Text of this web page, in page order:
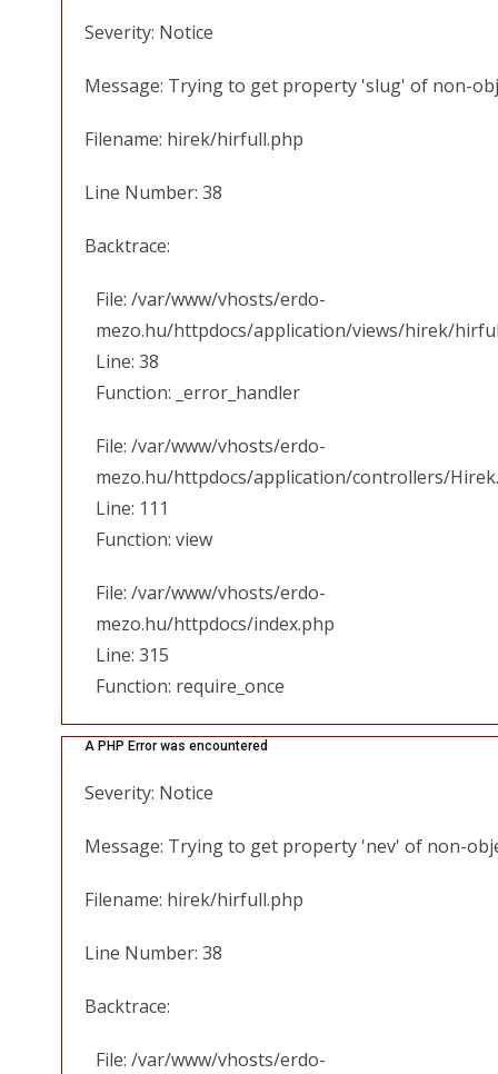
Severity: Notice
Message: Trying to get property 'slug' of non-
Filename: hirek/hirfull.php
Line Number: 38
Backtrace:
File: /var/www/vhosts/erdo-
mezo.hu/httpdocs/application/views/hirek/
Line: 38
Function: _error_handler
File: /var/www/vhosts/erdo-
mezo.hu/httpdocs/application/controllers/
Line: 111
Function: view
File: /var/www/vhosts/erdo-
mezo.hu/httpdocs/index.php
Line: 315
Function: require_once
A PHP Error was encountered
Severity: Notice
Message: Trying to get property 'nev' of non-
Filename: hirek/hirfull.php
Line Number: 38
Backtrace:
File: /var/www/vhosts/erdo-